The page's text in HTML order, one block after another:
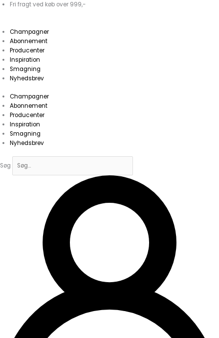
Gå
Fri fragt ved køb over 999,-
Champagner
Abonnement
Producenter
Inspiration
Smagning
Nyhedsbrev
Champagner
Abonnement
Producenter
Inspiration
Smagning
Nyhedsbrev
Søg